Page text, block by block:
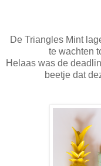
De Triangles Mint
te wachten
Helaas was de
beetje dat